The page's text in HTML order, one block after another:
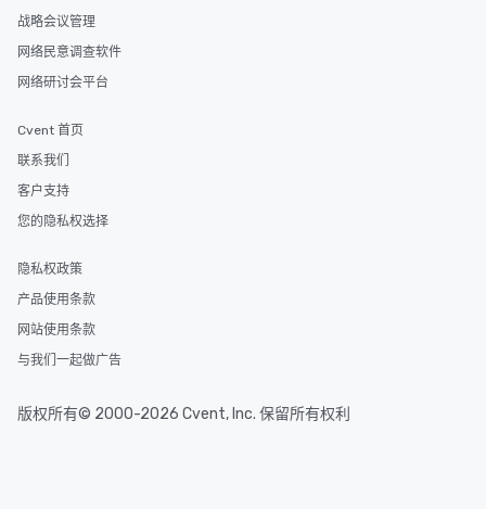
战略会议管理
网络民意调查软件
网络研讨会平台
Cvent 首页
联系我们
客户支持
您的隐私权选择
隐私权政策
产品使用条款
网站使用条款
与我们一起做广告
版权所有© 2000-2026 Cvent, Inc. 保留所有权利